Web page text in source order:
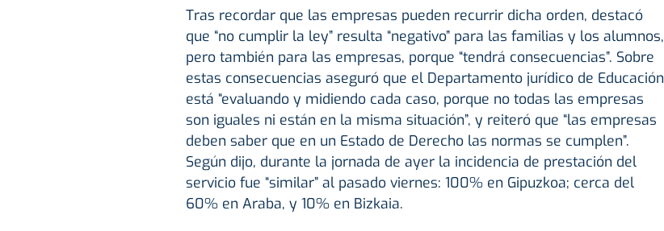
Tras recordar que las empresas pueden recurrir dicha orden, destacó
que “no cumplir la ley” resulta “negativo” para las familias y los alumnos,
pero también para las empresas, porque “tendrá consecuencias”. Sobre
estas consecuencias aseguró que el Departamento jurídico de Educación
está “evaluando y midiendo cada caso, porque no todas las empresas
son iguales ni están en la misma situación”, y reiteró que “las empresas
deben saber que en un Estado de Derecho las normas se cumplen”.
Según dijo, durante la jornada de ayer la incidencia de prestación del
servicio fue “similar” al pasado viernes: 100% en Gipuzkoa; cerca del
60% en Araba, y 10% en Bizkaia.